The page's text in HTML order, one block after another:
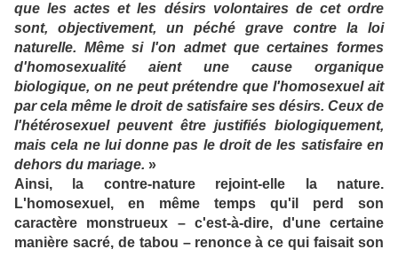
que les actes et les désirs volontaires de cet ordre
sont, objectivement, un péché grave contre la loi
naturelle. Même si l'on admet que certaines formes
d'homosexualité aient une cause organique
biologique, on ne peut prétendre que l'homosexuel ait
par cela même le droit de satisfaire ses désirs. Ceux de
l'hétérosexuel peuvent être justifiés biologiquement,
mais cela ne lui donne pas le droit de les satisfaire en
dehors du mariage. »
Ainsi, la contre-nature rejoint-elle la nature.
L'homosexuel, en même temps qu'il perd son
caractère monstrueux – c'est-à-dire, d'une certaine
manière sacré, de tabou – renonce à ce qui faisait son